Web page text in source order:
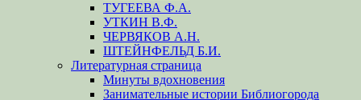
ТУГЕЕВА Ф.А.
УТКИН В.Ф.
ЧЕРВЯКОВ А.Н.
ШТЕЙНФЕЛЬД Б.И.
Литературная страница
Минуты вдохновения
Занимательные истории Библиогорода